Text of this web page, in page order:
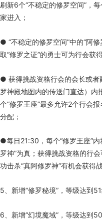
刷新6个“不稳定的修罗空间”，
家进入；
● “不稳定的修罗空间”中的“阿
取“修罗之证”的勇士可为行会获
● 获得挑战资格行会的会长或者
罗神殿地图内的传送门直达）内
个“修罗王座”最多允许2个行会
分配；
●每日21:30，每个“修罗王座”内
罗神”为真；获得挑战资格的行
功击杀“真阿修罗神”有机会获得
5、新增“修罗秘境”，等级达到
6、新增“幻境魔域”，等级达到